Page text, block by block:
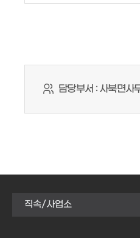
담당부서 :사북면사
직속/사업소